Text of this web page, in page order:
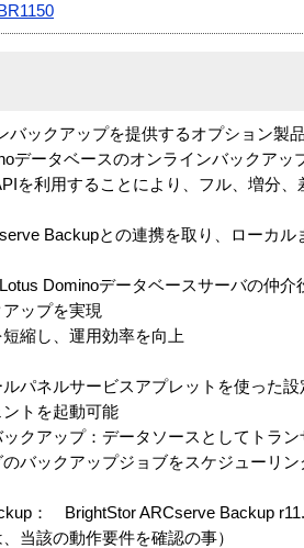
ックアップを提供するオプション製品
データベースのオンラインバックアッ
を利用することにより、フル、増分、
Backupとの連携を取り、ローカ
Dominoデータベースサーバの仲
ップを実現
縮し、運用効率を向上
パネルサービスアプレットを使った
トを起動可能
クアップ：データソースとしてトラ
バックアップジョブをスケジューリ
： BrightStor ARCserve Backup
当該の動作要件を確認の事）